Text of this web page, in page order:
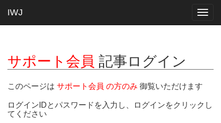
IWJ
サポート会員 記事ログイン
このページは サポート会員 の方のみ 御覧いただけます
ログインIDとパスワードを入力し、ログインをクリックし
てください